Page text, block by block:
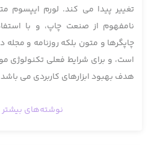
تغییر پیدا می کند. لورم ایپسوم
نامفهوم از صنعت چاپ، و با
چاپگرها و متون بلکه روزنامه و
است، و برای شرایط فعلی تکنولوژی
هدف بهبود ابزارهای کاربردی می
نوشته‌های بیشتر